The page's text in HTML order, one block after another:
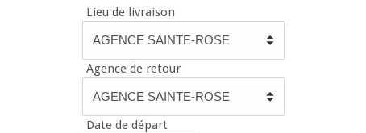
Lieu de livraison
Agence de retour
Date de départ